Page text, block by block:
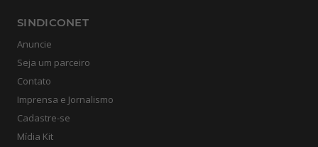
SINDICONET
Anuncie
Seja um parceiro
Contato
Imprensa e Jornalismo
Cadastre-se
Mídia Kit